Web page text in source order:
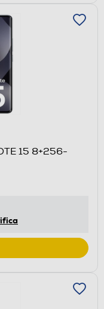
15 8+256-